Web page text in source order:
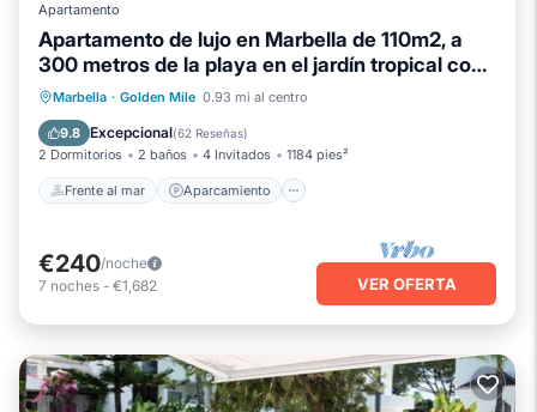
Apartamento
Apartamento de lujo en Marbella de 110m2, a
300 metros de la playa en el jardín tropical con
piscina
Marbella · Golden Mile 0.93 mi al centro
9.8 Excepcional(62 Reseñas)
2 Dormitorios 2 baños 4 Invitados 1184 pies²
Frente al mar Aparcamiento
Frente al mar Aparcamiento
Vista al mar
€240/noche
7 noches - €1,682 VER OFERTA